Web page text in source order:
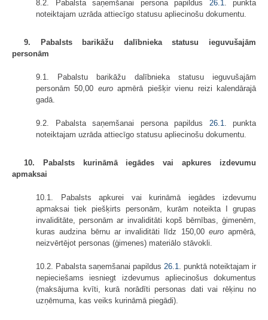
8.2. Pabalsta saņemšanai persona papildus 26.1. punkta
noteiktajam uzrāda attiecīgo statusu apliecinošu dokumentu.
9. Pabalsts barikāžu dalībnieka statusu ieguvušajām
personām
9.1. Pabalstu barikāžu dalībnieka statusu ieguvušajām
personām 50,00 euroapmērā piešķir vienu reizi kalendārajā
gadā.
9.2. Pabalsta saņemšanai persona papildus 26.1. punkta
noteiktajam uzrāda attiecīgo statusu apliecinošu dokumentu.
10. Pabalsts kurināmā iegādes vai apkures izdevumu
apmaksai
10.1. Pabalsts apkurei vai kurināmā iegādes izdevumu
apmaksai tiek piešķirts personām, kurām noteikta I grupas
invaliditāte, personām ar invaliditāti kopš bērnības, ģimenēm,
kuras audzina bērnu ar invaliditāti līdz 150,00 euroapmērā,
neizvērtējot personas (ģimenes) materiālo stāvokli.
10.2. Pabalsta saņemšanai papildus 26.1. punktā noteiktajam ir
nepieciešams iesniegt izdevumus apliecinošus dokumentus
(maksājuma kvīti, kurā norādīti personas dati vai rēķinu no
uzņēmuma, kas veiks kurināmā piegādi).